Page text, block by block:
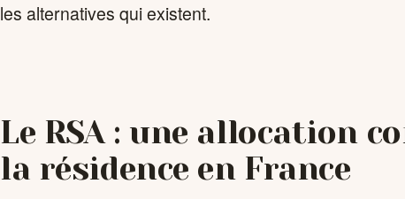
les alternatives qui existent.
Le RSA : une allocation
la résidence en France